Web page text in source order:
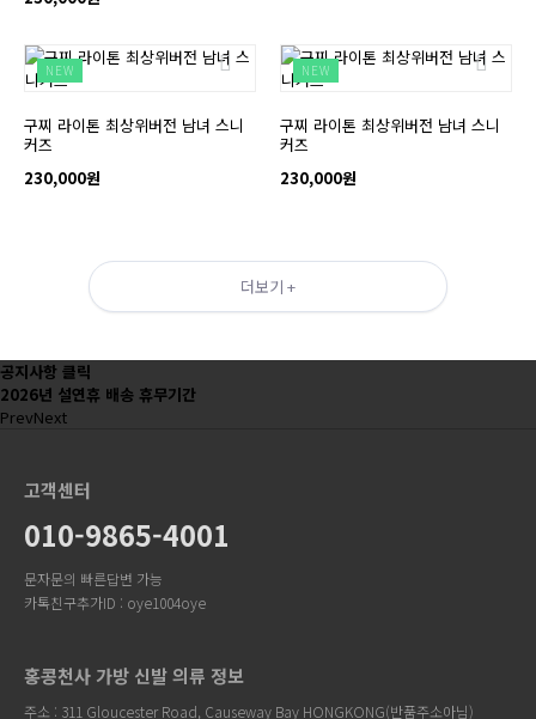
NEW
구찌 라이톤 최상위버전 남녀 스니
커즈
230,000원
NEW
구찌 라이톤 최상위버전 남녀 스니
커즈
230,000원
더보기 +
공지사항 클릭
2026년 설연휴 배송 휴무기간
PrevNext
고객센터
010-9865-4001
문자문의 빠른답변 가능
카톡친구추가ID : oye1004oye
홍콩천사 가방 신발 의류 정보
주소 : 311 Gloucester Road, Causeway Bay HONGKONG(반품주소아님)